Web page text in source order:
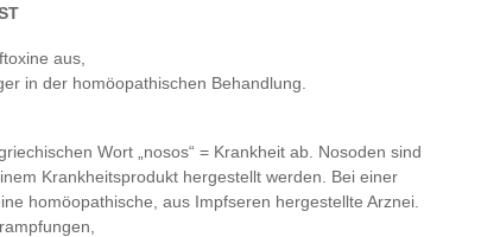
aus,
in der homöopathischen Behandlung.
Wort „nosos“ = Krankheit ab. Nosoden sind
Krankheitsprodukt hergestellt werden. Bei einer
homöopathische, aus Impfseren hergestellte Arznei.